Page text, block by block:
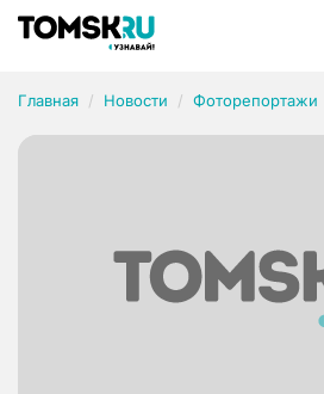
Главная Новости Фоторепортажи